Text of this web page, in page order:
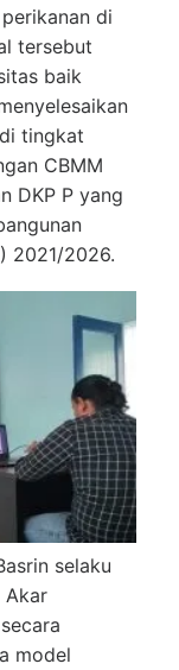
di
tersebut
baik
tingkat
CBMM
DKP P yang
2021/2026.
selaku
Akar
model